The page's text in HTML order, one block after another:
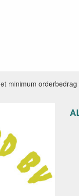
minimum